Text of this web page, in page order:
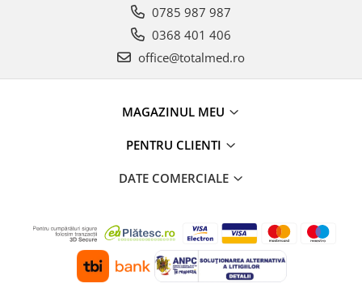
0785 987 987
0368 401 406
office@totalmed.ro
MAGAZINUL MEU
PENTRU CLIENTI
DATE COMERCIALE